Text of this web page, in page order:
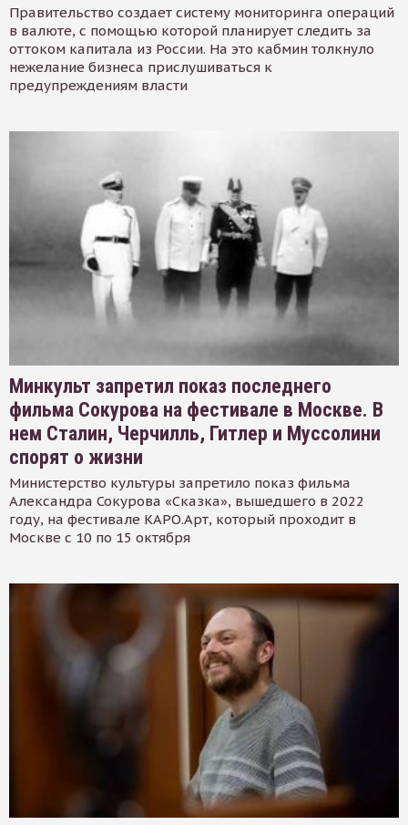
Правительство создает систему мониторинга операций
в валюте, с помощью которой планирует следить за
оттоком капитала из России. На это кабмин толкнуло
нежелание бизнеса прислушиваться к
предупреждениям власти
Минкульт запретил показ последнего
фильма Сокурова на фестивале в Москве. В
нем Сталин, Черчилль, Гитлер и Муссолини
спорят о жизни
Министерство культуры запретило показ фильма
Александра Сокурова «Сказка», вышедшего в 2022
году, на фестивале КАРО.Арт, который проходит в
Москве с 10 по 15 октября